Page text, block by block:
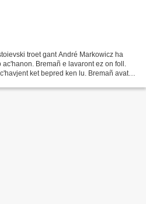
troet gant André Markowicz ha
Bremañ e lavaront ez on foll.
ket bepred ken lu. Bremañ avat